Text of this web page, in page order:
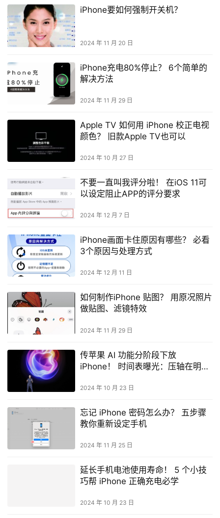
iPhone要如何强制开关机？
2024 年 11 月 20 日
iPhone充电80%停止？ 6个简单的
解决方法
2024 年 11 月 29 日
Apple TV 如何用 iPhone 校正电视
颜色？ 旧款Apple TV也可以
2024 年 10 月 27 日
不要一直叫我评分啦！ 在iOS 11可
以设定阻止APP的评分要求
2024 年 12 月 7 日
iPhone画面卡住原因有哪些？ 必看
3个原因与处理方式
2024 年 12 月 11 日
如何制作iPhone 贴图？ 用原况照片
做贴图、滤镜特效
2024 年 11 月 29 日
传苹果 AI 功能分阶段下放
iPhone！ 时间表曝光：压轴在明年
2024 年 10 月 23 日
忘记 iPhone 密码怎么办？ 五步骤
教你重新设定手机
2024 年 11 月 25 日
延长手机电池使用寿命！ 5 个小技
巧帮 iPhone 正确充电必学
2024 年 10 月 23 日